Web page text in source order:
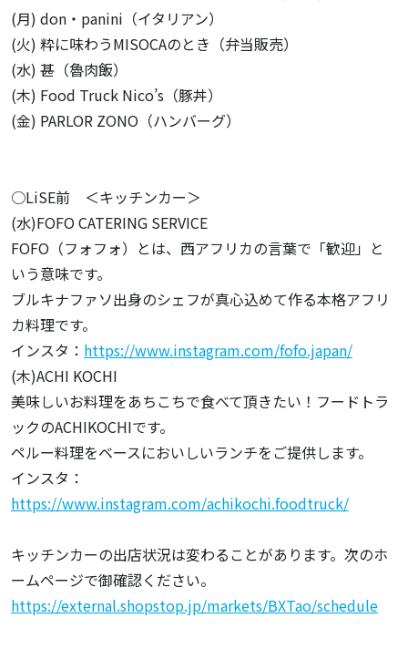
(月) don・panini（イタリアン）
(火) 粋に味わうMISOCAのとき（弁当販売）
(水) 甚（魯肉飯）
(木) Food Truck Nico’s（豚丼）
(金) PARLOR ZONO（ハンバーグ）
○LiSE前 ＜キッチンカー＞
(水)FOFO CATERING SERVICE
FOFO（フォフォ）とは、西アフリカの言葉で「歓迎」と
いう意味です。
ブルキナファソ出身のシェフが真心込めて作る本格アフリ
カ料理です。
インスタ： https://www.instagram.com/fofo.japan/
(木)ACHI KOCHI
美味しいお料理をあちこちで食べて頂きたい！フードトラ
ックのACHIKOCHIです。
ペルー料理をベースにおいしいランチをご提供します。
インスタ：
https://www.instagram.com/achikochi.foodtruck/
キッチンカーの出店状況は変わることがあります。次のホ
ームページで御確認ください。
https://external.shopstop.jp/markets/BXTao/schedule